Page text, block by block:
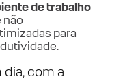
de trabalho
não
para
dia, com a